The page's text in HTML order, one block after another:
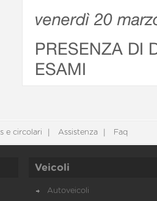
venerdì 20
PRESENZA DI
ESAMI
e circolari Assistenza Faq
Veicoli
Autoveicoli